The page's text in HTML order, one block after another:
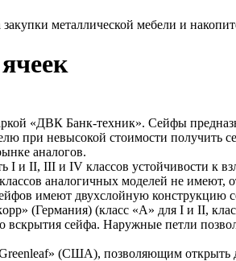
металлической мебели и
«ДВК Банк-техник». Сейфы
при невысокой стоимости получить
аналогов.
I и II, III и IV классов устойчивости к
аналогичных моделей не имеют,
имеют двухслойную конструкцию
(Германия) (класс «А» для I и II,
вскрытия сейфа. Наружные петли
Greenleaf» (США), позволяющим открыть